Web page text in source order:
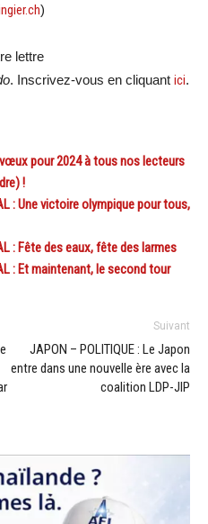
)
lettre
. Inscrivez-vous en cliquant ici.
vœux pour 2024 à tous nos lecteurs
!
: Une victoire olympique pour tous,
: Fête des eaux, fête des larmes
: Et maintenant, le second tour
Suivant
JAPON – POLITIQUE : Le Japon
entre dans une nouvelle ère avec la
coalition LDP-JIP